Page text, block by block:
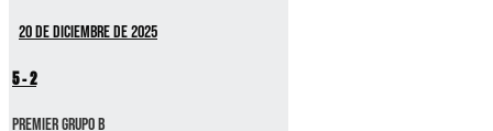
20 de diciembre de 2025
5-2
Premier GRUPO B